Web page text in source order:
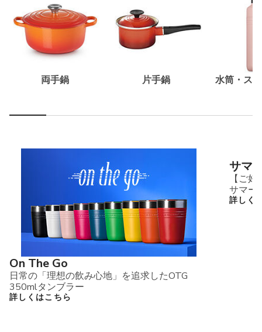
両手鍋 片手鍋 水筒・ス
On The Go
日常の「理想の飲み心地」を追求したOTG
350mlタンブラー
詳しくはこちら
サマ
【ご
サマー
詳しく